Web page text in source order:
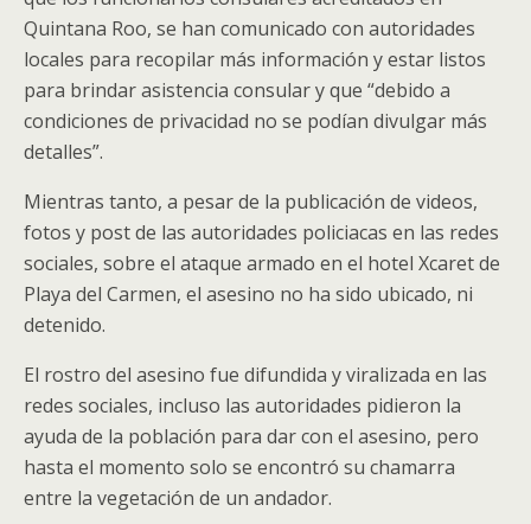
Quintana Roo, se han comunicado con autoridades
locales para recopilar más información y estar listos
para brindar asistencia consular y que “debido a
condiciones de privacidad no se podían divulgar más
detalles”.
Mientras tanto, a pesar de la publicación de videos,
fotos y post de las autoridades policiacas en las redes
sociales, sobre el ataque armado en el hotel Xcaret de
Playa del Carmen, el asesino no ha sido ubicado, ni
detenido.
El rostro del asesino fue difundida y viralizada en las
redes sociales, incluso las autoridades pidieron la
ayuda de la población para dar con el asesino, pero
hasta el momento solo se encontró su chamarra
entre la vegetación de un andador.